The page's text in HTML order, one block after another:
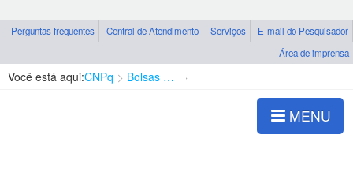
Perguntas frequentes Central de Atendimento Serviços
E-mail do Pesquisador
Área de imprensa
Você está aqui:CNPq Bolsas e Auxílios Vigentes
MENU